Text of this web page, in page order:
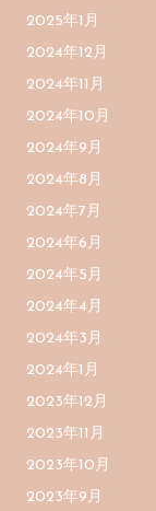
2025年1月
2024年12月
2024年11月
2024年10月
2024年9月
2024年8月
2024年7月
2024年6月
2024年5月
2024年4月
2024年3月
2024年1月
2023年12月
2023年11月
2023年10月
2023年9月